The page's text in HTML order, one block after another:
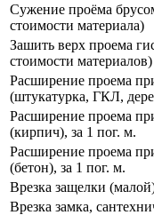
Сужение проёма
стоимости материала)
Зашить верх проема
стоимости материалов)
Расширение проема
(штукатурка, ГКЛ,
Расширение проема
(кирпич), за 1 пог. м.
Расширение проема
(бетон), за 1 пог. м.
Врезка защелки
Врезка замка,